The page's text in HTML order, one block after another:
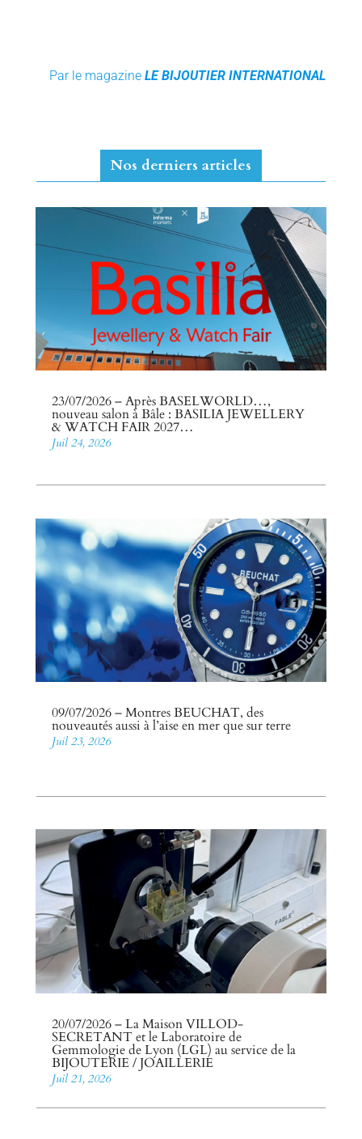
Par le magazineLE BIJOUTIER INTERNATIONAL
Nos derniers articles
23/07/2026 – Après BASELWORLD…,
nouveau salon à Bâle : BASILIA JEWELLERY
& WATCH FAIR 2027…
Juil 24, 2026
09/07/2026 – Montres BEUCHAT, des
nouveautés aussi à l’aise en mer que sur terre
Juil 23, 2026
20/07/2026 – La Maison VILLOD-
SECRETANT et le Laboratoire de
Gemmologie de Lyon (LGL) au service de la
BIJOUTERIE / JOAILLERIE
Juil 21, 2026